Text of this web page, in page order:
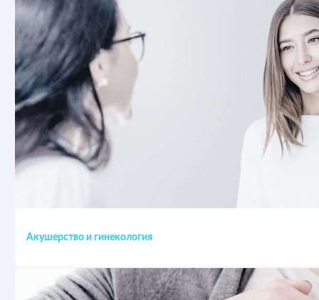
Акушерство и гинекология